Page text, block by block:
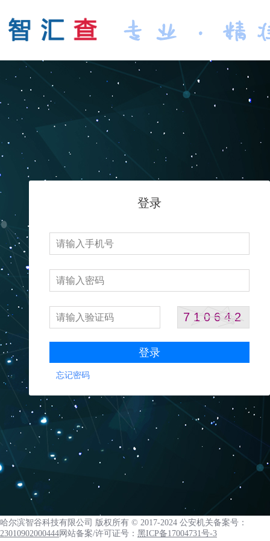
登录
请输入手机号
请输入密码
请输入验证码
登录
忘记密码
哈尔滨智谷科技有限公司 版权所有 © 2017-2024 公安机关备案号：
23010902000444网站备案/许可证号： 黑ICP备17004731号-3